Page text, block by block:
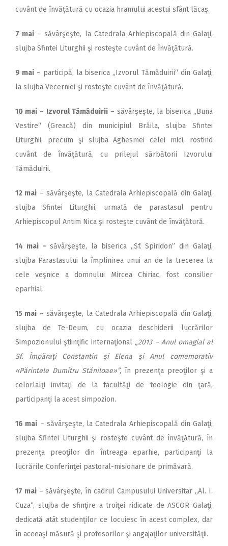
cuvânt de învăţătură cu ocazia hramului acestui sfânt lăcaş.
7 mai – săvârşeşte, la Catedrala Arhiepiscopală din Galaţi,
slujba Sfintei Liturghii şi rosteşte cuvânt de învăţătură.
9 mai– participă, la biserica ,,Izvorul Tămăduirii“ din Galaţi,
la slujba Vecerniei şi rosteşte cuvânt de învăţătură.
10 mai – Izvorul Tămăduirii – săvârşeşte, la biserica ,,Buna
Vestire“ (Greacă) din municipiul Brăila, slujba Sfintei
Liturghii, precum şi slujba Aghesmei celei mici, rostind
cuvânt de învăţătură, cu prilejul sărbătorii Izvorului
Tămăduirii.
12 mai – săvârşeşte, la Catedrala Arhiepiscopală din Galaţi,
slujba Sfintei Liturghii, urmată de parastasul pentru
Arhiepiscopul Antim Nica şi rosteşte cuvânt de învăţătură.
14 mai –săvârşeşte, la biserica ,,Sf. Spiridon” din Galaţi,
slujba Parastasului la împlinirea unui an de la trecerea la
cele veşnice a domnului Mircea Chiriac, fost consilier
eparhial.
15 mai – săvârşeşte, la Catedrala Arhiepiscopală din Galaţi,
slujba de Te-Deum, cu ocazia deschiderii lucrărilor
Simpozionului ştiinţific internaţional „2013 – Anul omagial al
Sf. Împăraţi Constantin şi Elena şi Anul comemorativ
«Părintele Dumitru Stăniloae»”, în prezenţa preoţilor şi a
celorlalţi invitaţi de la facultăţi de teologie din ţară,
participanţi la acest simpozion.
16 mai – săvârşeşte, la Catedrala Arhiepiscopală din Galaţi,
slujba Sfintei Liturghii şi rosteşte cuvânt de învăţătură, în
prezenţa preoţilor din întreaga eparhie, participanţi la
lucrările Conferinţei pastoral-misionare de primăvară.
17 mai– săvârşeşte, în cadrul Campusului Universitar „Al. I.
Cuza“, slujba de sfinţire a troiţei ridicate de ASCOR Galaţi,
dedicată atât studenţilor ce locuiesc în acest complex, dar
în aceeaşi măsură şi profesorilor şi angajaţilor universităţii.